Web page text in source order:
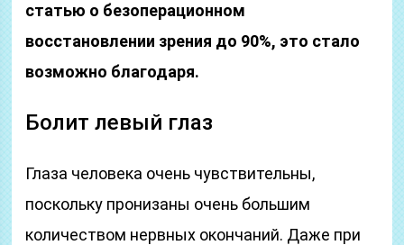
статью о безоперационном
восстановлении зрения до 90%, это стало
возможно благодаря.
Болит левый глаз
Глаза человека очень чувствительны,
поскольку пронизаны очень большим
количеством нервных окончаний. Даже при